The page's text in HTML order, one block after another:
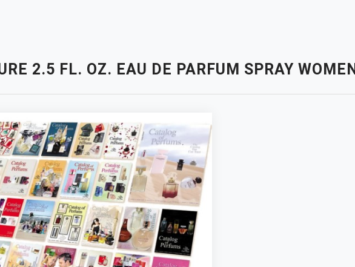
2.5 FL. OZ. EAU DE PARFUM SPRAY WOMEN